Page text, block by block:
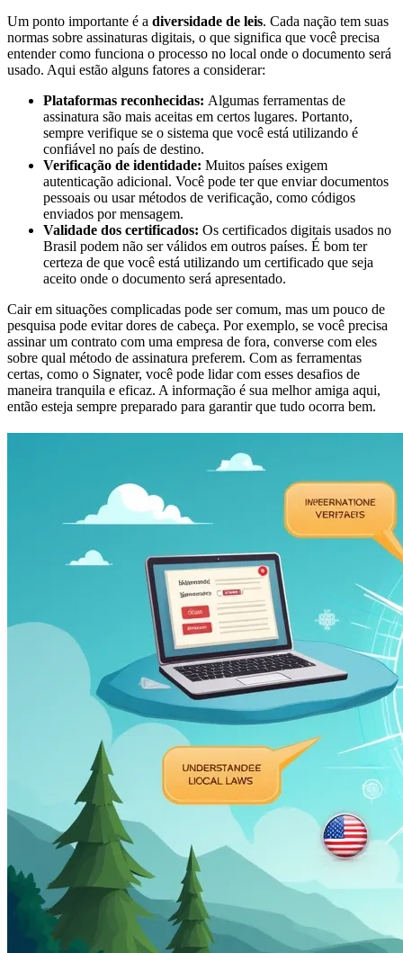
Um ponto importante é a diversidade de leis. Cada nação tem suas
normas sobre assinaturas digitais, o que significa que você precisa
entender como funciona o processo no local onde o documento será
usado. Aqui estão alguns fatores a considerar:
Plataformas reconhecidas: Algumas ferramentas de
assinatura são mais aceitas em certos lugares. Portanto,
sempre verifique se o sistema que você está utilizando é
confiável no país de destino.
Verificação de identidade: Muitos países exigem
autenticação adicional. Você pode ter que enviar documentos
pessoais ou usar métodos de verificação, como códigos
enviados por mensagem.
Validade dos certificados: Os certificados digitais usados no
Brasil podem não ser válidos em outros países. É bom ter
certeza de que você está utilizando um certificado que seja
aceito onde o documento será apresentado.
Cair em situações complicadas pode ser comum, mas um pouco de
pesquisa pode evitar dores de cabeça. Por exemplo, se você precisa
assinar um contrato com uma empresa de fora, converse com eles
sobre qual método de assinatura preferem. Com as ferramentas
certas, como o Signater, você pode lidar com esses desafios de
maneira tranquila e eficaz. A informação é sua melhor amiga aqui,
então esteja sempre preparado para garantir que tudo ocorra bem.